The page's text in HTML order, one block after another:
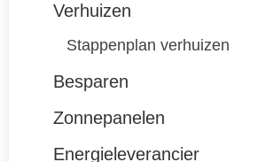
Verhuizen
Stappenplan verhuizen
Besparen
Zonnepanelen
Energieleverancier